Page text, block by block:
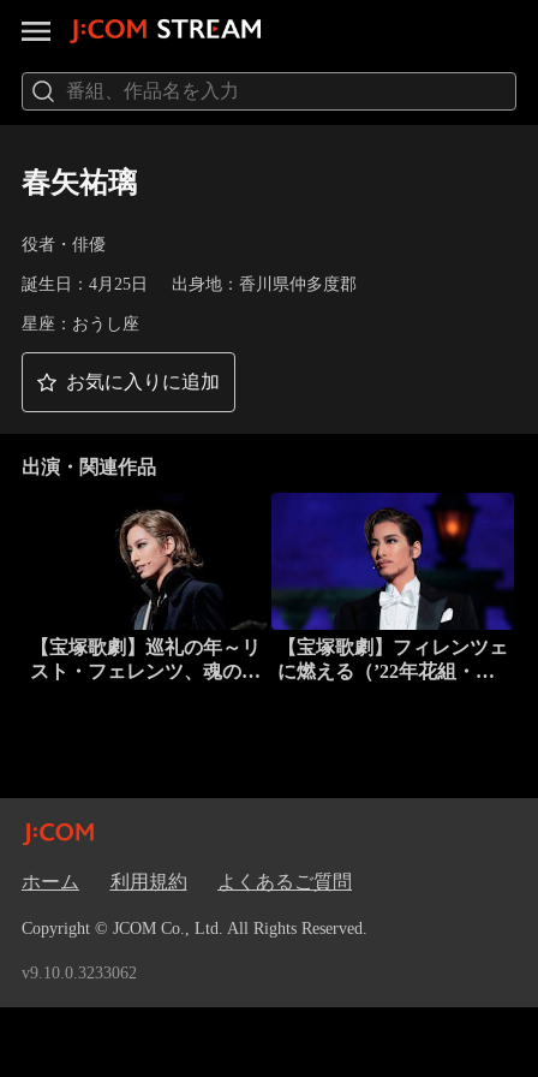
春矢祐璃
役者・俳優
誕生日：4月25日 出身地：香川県仲多度郡
星座：おうし座
お気に入りに追加
出演・関連作品
【宝塚歌劇】巡礼の年～リ
スト・フェレンツ、魂の彷
【宝塚歌劇】フィレンツェ
に燃える（’22年花組・全
ホーム 利用規約 よくあるご質問
Copyright © JCOM Co., Ltd. All Rights Reserved.
v9.10.0.3233062